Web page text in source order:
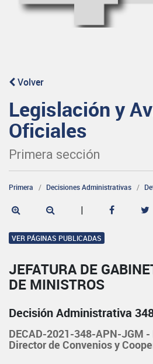
Volver
Legislación y
Oficiales
Primera sección
Primera Decisiones Administrativas
|
VER PÁGINAS PUBLICADAS
JEFATURA DE
DE MINISTROS
Decisión Administrativa
DECAD-2021-348-APN-JGM
Director de Convenios y